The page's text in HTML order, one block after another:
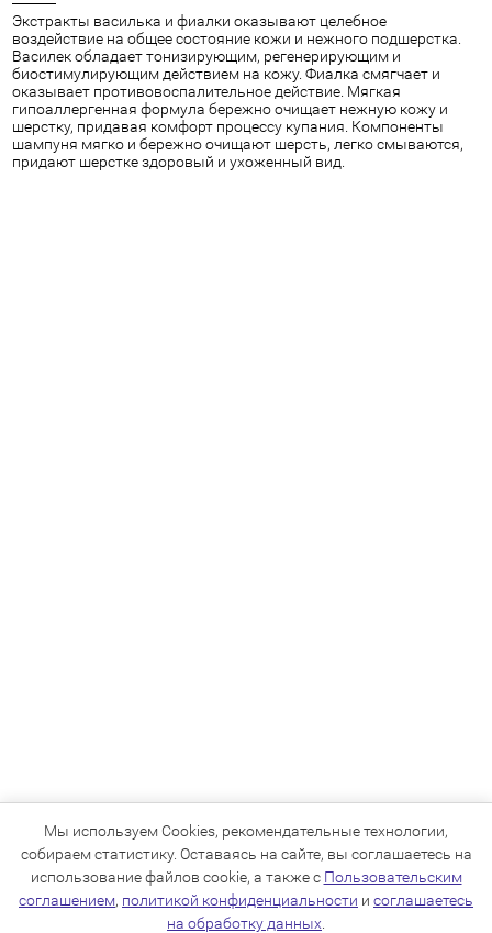
Экстракты василька и фиалки оказывают целебное
воздействие на общее состояние кожи и нежного подшерстка.
Василек обладает тонизирующим, регенерирующим и
биостимулирующим действием на кожу. Фиалка смягчает и
оказывает противовоспалительное действие. Мягкая
гипоаллергенная формула бережно очищает нежную кожу и
шерстку, придавая комфорт процессу купания. Компоненты
шампуня мягко и бережно очищают шерсть, легко смываются,
придают шерстке здоровый и ухоженный вид.
Мы используем Cookies, рекомендательные технологии,
собираем статистику. Оставаясь на сайте, вы соглашаетесь на
использование файлов cookie, а также с Пользовательским
соглашением, политикой конфиденциальности и соглашаетесь
на обработку данных